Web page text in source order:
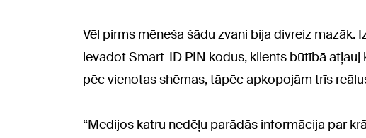
Vēl pirms mēneša šādu zvani bija divreiz
ievadot Smart-ID PIN kodus, klients būtībā
pēc vienotas shēmas, tāpēc apkopojām trīs
“Medijos katru nedēļu parādās informācija par